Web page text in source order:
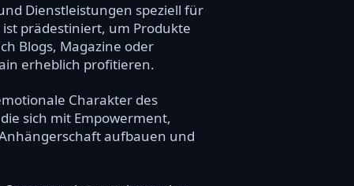
Dienstleistungen speziell für
prädestiniert, um Produkte
Blogs, Magazine oder
erheblich profitieren.
Charakter des
sich mit Empowerment,
aufbauen und